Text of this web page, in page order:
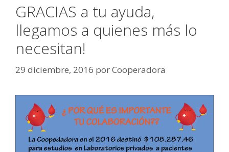
GRACIAS a tu ayuda,
llegamos a quienes más lo
necesitan!
29 diciembre, 2016 porCooperadora